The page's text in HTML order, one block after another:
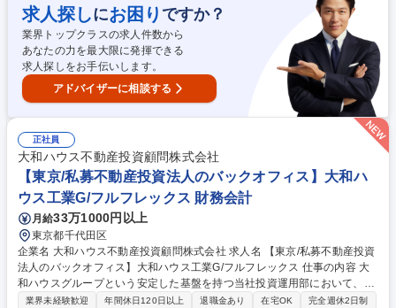
る業務 募集職種 私募不動産ファンドの期中運用担当者
求人探しにお困り ですか？
業界トップクラスの求人件数から
あなたの力を最大限に発揮できる
求人探しをお手伝いします。
アドバイザーに相談する
正社員
大和ハウス不動産投資顧問株式会社
【東京/私募不動産投資法人のバックオフィス】大和ハ
ウス工業G/フルフレックス 財務会計
月給33万1000円以上
東京都千代田区
企業名 大和ハウス不動産投資顧問株式会社 求人名 【東京/私募不動産投資
法人のバックオフィス】大和ハウス工業G/フルフレックス 仕事の内容 大
和ハウスグループという安定した基盤を持つ当社投資運用部において、私
募不動産投資法人(私募リート)のバックオフィス業務を行っていただく方
業界未経験歓迎 年間休日120日以上 退職金あり 在宅OK
完全週休2日制